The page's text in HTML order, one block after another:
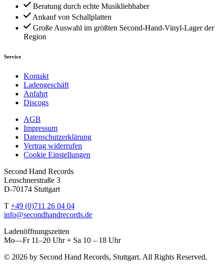
Beratung durch echte Musikliebhaber
Ankauf von Schallplatten
Große Auswahl im größten Second-Hand-Vinyl-Lager der
Region
Service
Kontakt
Ladengeschäft
Anfahrt
Discogs
AGB
Impressum
Datenschutzerklärung
Vertrag widerrufen
Cookie Einstellungen
Second Hand Records
Leuschnerstraße 3
D-70174 Stuttgart
T +49 (0)711 26 04 04
info@secondhandrecords.de
Ladenöffnungszeiten
Mo—Fr 11–20 Uhr + Sa 10 – 18 Uhr
© 2026 by Second Hand Records, Stuttgart. All Rights Reserved.